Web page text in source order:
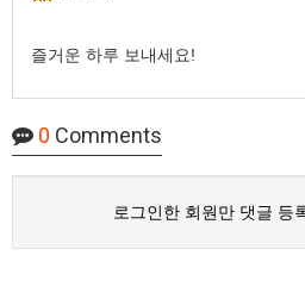
즐거운 하루 보내세요!
0 Comments
로그인한 회원만 댓글 등